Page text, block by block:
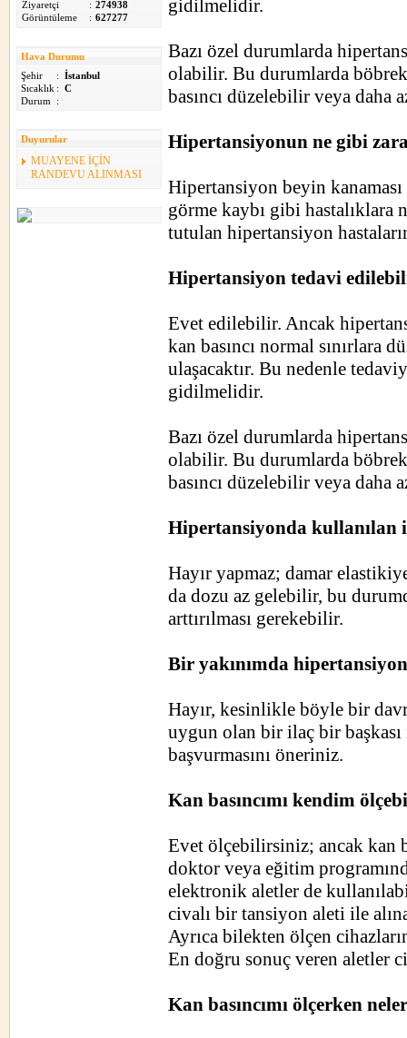
AİLE SAĞLIĞI
MERKEZİMİZ YENİ
02.02.2015
Yeni Web Sitemiz
Yeni Web Sitemiz...
22.08.2011
Ziyaretçi
: 274938
Görüntüleme
: 627277
Hava Durumu
Şehir
: İstanbul
Sıcaklık : C
Durum
:
Duyurular
MUAYENE İÇİN
RANDEVU ALINMASI
gidilmelidir.
Bazı özel durumlarda
olabilir. Bu durumlarda
basıncı düzelebilir veya
Hipertansiyonun ne gibi
Hipertansiyon beyin
görme kaybı gibi hastalıklara
tutulan hipertansiyon
Hipertansiyon tedavi
Evet edilebilir. Ancak
kan basıncı normal sınırlara
ulaşacaktır. Bu nedenle
gidilmelidir.
Bazı özel durumlarda
olabilir. Bu durumlarda
basıncı düzelebilir veya
Hipertansiyonda kullanılan
Hayır yapmaz; damar
da dozu az gelebilir, bu
arttırılması gerekebilir.
Bir yakınımda
Hayır, kesinlikle böyle bir
uygun olan bir ilaç bir başkası
başvurmasını öneriniz.
Kan basıncımı kendim
Evet ölçebilirsiniz; ancak kan
doktor veya eğitim
elektronik aletler de
civalı bir tansiyon aleti ile
Ayrıca bilekten ölçen
En doğru sonuç veren aletler
Kan basıncımı ölçerken